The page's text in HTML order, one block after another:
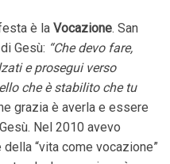
è la Vocazione. San
Gesù: “Che devo fare,
e prosegui verso
che è stabilito che tu
grazia è averla e essere
Nel 2010 avevo
“vita come vocazione”